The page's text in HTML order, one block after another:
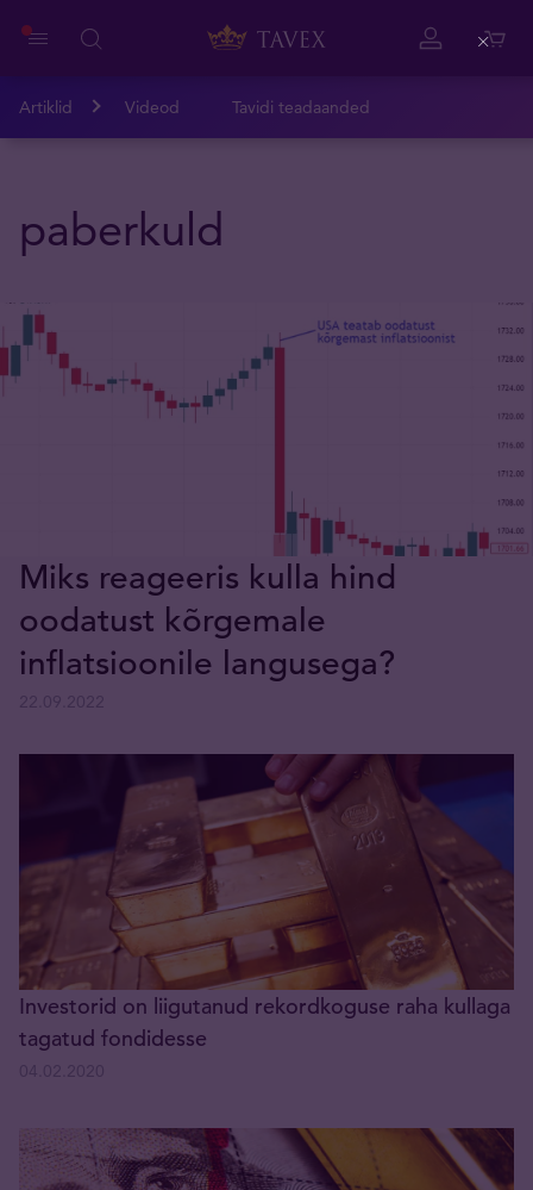
Artiklid Videod Tavidi teadaanded
paberkuld
Miks reageeris kulla hind
oodatust kõrgemale
inflatsioonile langusega?
Investorid on liigutanud rekordkoguse raha kullaga
tagatud fondidesse
Close